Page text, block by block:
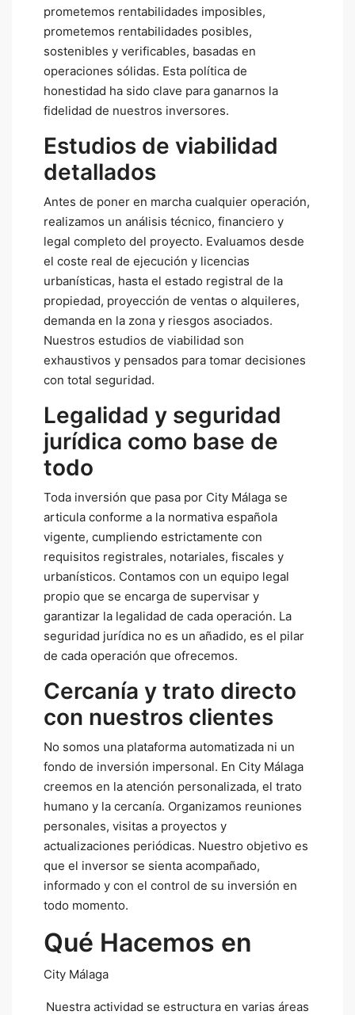
prometemos rentabilidades imposibles,
prometemos rentabilidades posibles,
sostenibles y verificables, basadas en
operaciones sólidas. Esta política de
honestidad ha sido clave para ganarnos la
fidelidad de nuestros inversores.
Estudios de viabilidad
detallados
Antes de poner en marcha cualquier operación,
realizamos un análisis técnico, financiero y
legal completo del proyecto. Evaluamos desde
el coste real de ejecución y licencias
urbanísticas, hasta el estado registral de la
propiedad, proyección de ventas o alquileres,
demanda en la zona y riesgos asociados.
Nuestros estudios de viabilidad son
exhaustivos y pensados para tomar decisiones
con total seguridad.
Legalidad y seguridad
jurídica como base de
todo
Toda inversión que pasa por City Málaga se
articula conforme a la normativa española
vigente, cumpliendo estrictamente con
requisitos registrales, notariales, fiscales y
urbanísticos. Contamos con un equipo legal
propio que se encarga de supervisar y
garantizar la legalidad de cada operación. La
seguridad jurídica no es un añadido, es el pilar
de cada operación que ofrecemos.
Cercanía y trato directo
con nuestros clientes
No somos una plataforma automatizada ni un
fondo de inversión impersonal. En City Málaga
creemos en la atención personalizada, el trato
humano y la cercanía. Organizamos reuniones
personales, visitas a proyectos y
actualizaciones periódicas. Nuestro objetivo es
que el inversor se sienta acompañado,
informado y con el control de su inversión en
todo momento.
Qué Hacemos en
City Málaga
Nuestra actividad se estructura en varias áreas